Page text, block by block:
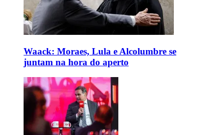
Waack: Moraes, Lula e Alcolumbre se
juntam na hora do aperto